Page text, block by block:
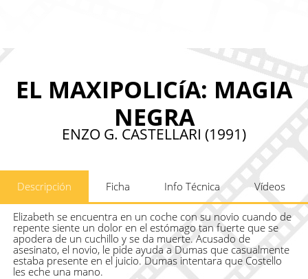
EL MAXIPOLICíA: MAGIA
NEGRA
ENZO G. CASTELLARI (1991)
Descripción Ficha Info Técnica Vídeos
Elizabeth se encuentra en un coche con su novio cuando de
repente siente un dolor en el estómago tan fuerte que se
apodera de un cuchillo y se da muerte. Acusado de
asesinato, el novio, le pide ayuda a Dumas que casualmente
estaba presente en el juicio. Dumas intentara que Costello
les eche una mano.